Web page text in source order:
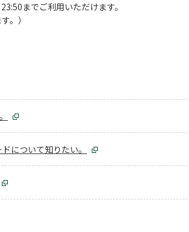
までご利用いただけます。
。）
について知りたい。